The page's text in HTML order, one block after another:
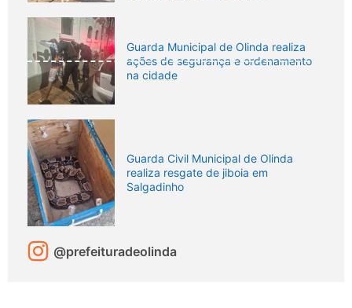
Guarda Municipal de Olinda realiza
ações de segurança e ordenamento
na cidade
Guarda Civil Municipal de Olinda
realiza resgate de jiboia em
Salgadinho
@prefeituradeolinda